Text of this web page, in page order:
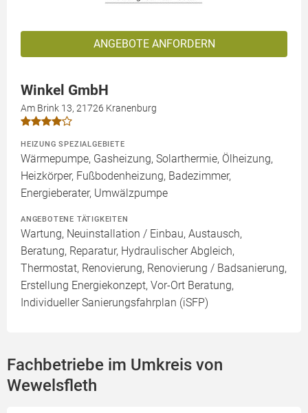
ANGEBOTE ANFORDERN
Winkel GmbH
Am Brink 13, 21726 Kranenburg
HEIZUNG SPEZIALGEBIETE
Wärmepumpe, Gasheizung, Solarthermie, Ölheizung,
Heizkörper, Fußbodenheizung, Badezimmer,
Energieberater, Umwälzpumpe
ANGEBOTENE TÄTIGKEITEN
Wartung, Neuinstallation / Einbau, Austausch,
Beratung, Reparatur, Hydraulischer Abgleich,
Thermostat, Renovierung, Renovierung / Badsanierung,
Erstellung Energiekonzept, Vor-Ort Beratung,
Individueller Sanierungsfahrplan (iSFP)
Fachbetriebe im Umkreis von
Wewelsfleth